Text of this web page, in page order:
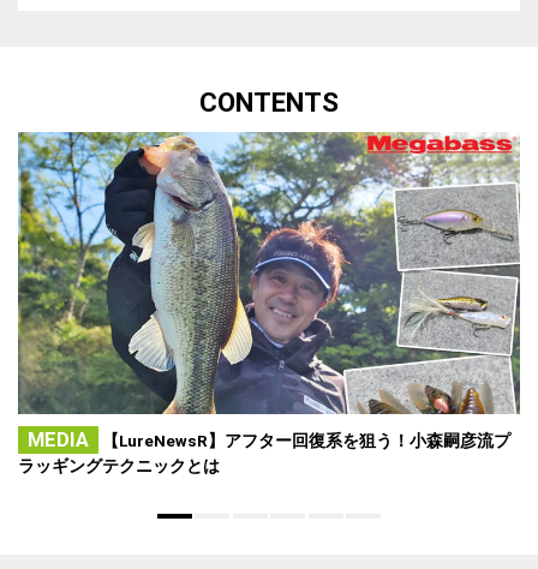
CONTENTS
MEDIA
【LureNewsR】アフター回復系を狙う！小森嗣彦流プ
ラッギングテクニックとは